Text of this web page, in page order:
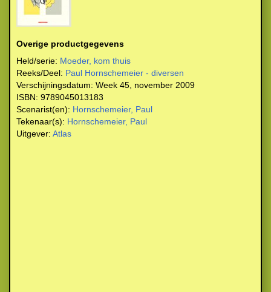
Overige productgegevens
Held/serie: Moeder, kom thuis
Reeks/Deel: Paul Hornschemeier - diversen
Verschijningsdatum: Week 45, november 2009
ISBN: 9789045013183
Scenarist(en): Hornschemeier, Paul
Tekenaar(s): Hornschemeier, Paul
Uitgever: Atlas